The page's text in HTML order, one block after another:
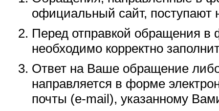
официальный сайт, поступают
Перед отправкой обращения в
необходимо корректно
Ответ на Ваше обращение
направляется в форме
почты (e-mail), указанному